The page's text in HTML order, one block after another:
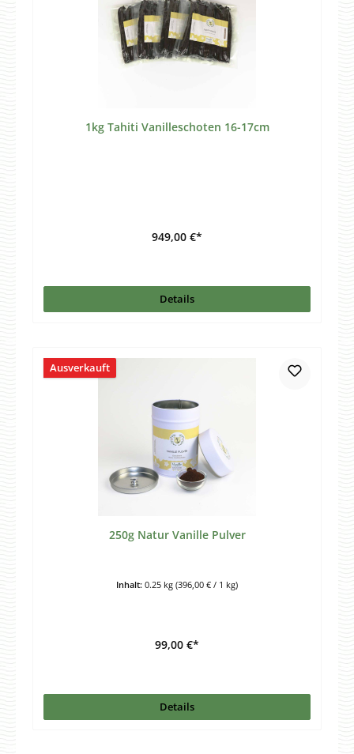
1kg Tahiti Vanilleschoten 16-17cm
949,00 €*
Details
Ausverkauft
250g Natur Vanille Pulver
Inhalt: 0.25 kg (396,00 € / 1 kg)
99,00 €*
Details